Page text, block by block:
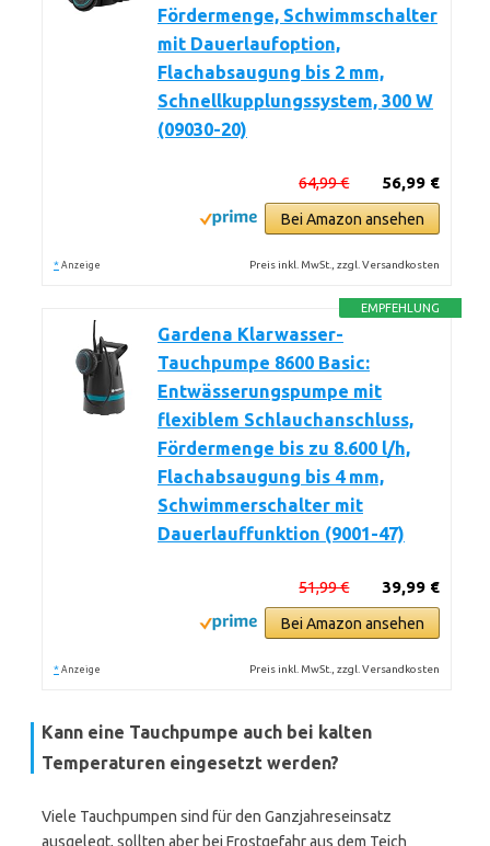
Fördermenge, Schwimmschalter
mit Dauerlaufoption,
Flachabsaugung bis 2 mm,
Schnellkupplungssystem, 300 W
(09030-20)
56,99 €
64,99 €
Bei Amazon ansehen
* Anzeige Preis inkl. MwSt., zzgl. Versandkosten
EMPFEHLUNG
Gardena Klarwasser-
Tauchpumpe 8600 Basic:
Entwässerungspumpe mit
flexiblem Schlauchanschluss,
Fördermenge bis zu 8.600 l/h,
Flachabsaugung bis 4 mm,
Schwimmerschalter mit
Dauerlauffunktion (9001-47)
39,99 €
51,99 €
Bei Amazon ansehen
* Anzeige Preis inkl. MwSt., zzgl. Versandkosten
Kann eine Tauchpumpe auch bei kalten
Temperaturen eingesetzt werden?
Viele Tauchpumpen sind für den Ganzjahreseinsatz
ausgelegt, sollten aber bei Frostgefahr aus dem Teich